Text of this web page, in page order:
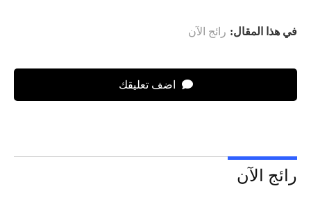
في هذا المقال: رائج الآن
اضف تعليقك
رائج الآن